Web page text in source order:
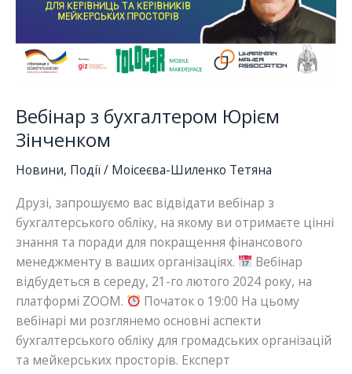
Вебінар з бухгалтером Юрієм
Зінченком
Новини, Події/ Моісеєва-Шиленко Тетяна
Друзі, запрошуємо вас відвідати вебінар з
бухгалтерського обліку, на якому ви отримаєте цінні
знання та поради для покращення фінансового
менеджменту в ваших організаціях.
Вебінар
відбудеться в середу, 21-го лютого 2024 року, на
платформі ZOOM.
Початок о 19:00 На цьому
вебінарі ми розглянемо основні аспекти
бухгалтерського обліку для громадських організацій
та мейкерських просторів. Експерт